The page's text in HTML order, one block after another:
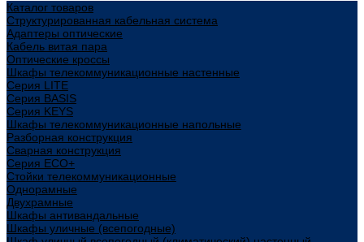
Каталог товаров
Структурированная кабельная система
Адаптеры оптические
Кабель витая пара
Оптические кроссы
Шкафы телекоммуникационные настенные
Cерия LITE
Cерия BASIS
Cерия KEYS
Шкафы телекоммуникационные напольные
Разборная конструкция
Сварная конструкция
Серия ECO+
Стойки телекоммуникационные
Однорамные
Двухрамные
Шкафы антивандальные
Шкафы уличные (всепогодные)